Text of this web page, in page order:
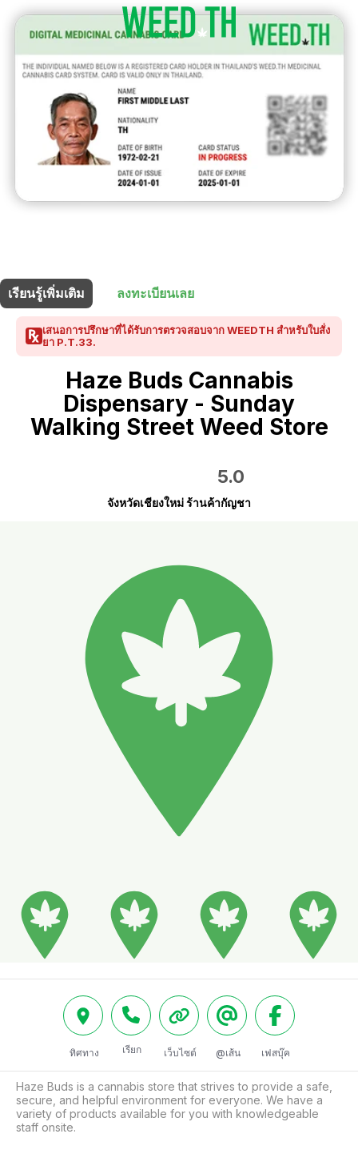
เรียนรู้เพิ่มเติม
ลงทะเบียนเลย
เสนอการปรึกษาที่ได้รับการตรวจสอบจาก WEEDTH สำหรับใบสั่ง
ยา P.T.33.
Haze Buds Cannabis
Dispensary - Sunday
Walking Street Weed Store
5.0
จังหวัดเชียงใหม่ ร้านค้ากัญชา
ทิศทาง เรียก เว็บไซต์ @เส้น เฟสบุ๊ค
Haze Buds is a cannabis store that strives to provide a safe,
secure, and helpful environment for everyone. We have a
variety of products available for you with knowledgeable
staff onsite.